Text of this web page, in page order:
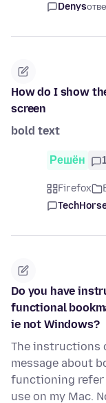
Denys
How do I show
screen
bold text
Решён
Firefox
Do you have
functional
ie not Windows?
The instructions
message about
functioning refer
use on my Mac.